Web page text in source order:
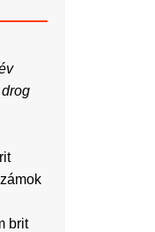
brit